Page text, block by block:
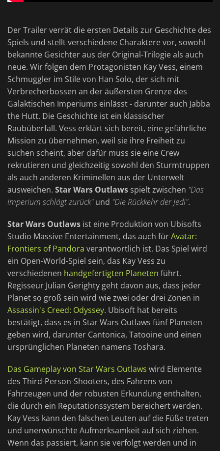
Der Trailer verrät die ersten Details zur Geschichte des
Spiels und stellt verschiedene Charaktere vor, sowohl
bekannte Gesichter aus der Original-Trilogie als auch
neue. Wir folgen dem Protagonisten Kay Vess, einem
Schmuggler im Stile von Han Solo, der sich mit
Verbrecherbossen an der äußersten Grenze des
Galaktischen Imperiums einlässt - darunter auch Jabba
the Hutt. Die Geschichte ist ein klassischer
Raubüberfall. Vess erklärt sich bereit, eine gefährliche
Mission zu übernehmen, weil sie ihre Freiheit zu
suchen scheint, aber dafür muss sie eine Crew
rekrutieren und gleichzeitig sowohl den Sturmtruppen
als auch anderen Kriminellen aus der Unterwelt
ausweichen. Star Wars Outlaws spielt zwischen "Das
Imperium schlägt zurück"und "Die Rückkehr der Jedi".
Star Wars Outlaws ist eine Produktion von Ubisofts
Studio Massive Entertainment, das auch fürAvatar:
Frontiers of Pandora verantwortlich ist. Das Spiel wird
ein Open-World-Spiel sein, das Kay Vess zu
verschiedenen handgefertigten Planeten führt.
Regisseur Julian Gerighty geht davon aus, dass jeder
Planet so groß sein wird wie zwei oder drei Zonen in
Assassin's Creed: Odyssey. Ubisoft hat bereits
bestätigt, dass es in Star Wars Outlaws fünf Planeten
geben wird, darunter Cantonica, Tatooine und einen
ursprünglichen Planeten namens Toshara.
Das Gameplay von Star Wars Outlaws wird Elemente
des Third-Person-Shooters, des Fahrens von
Fahrzeugen und der robusten Erkundung enthalten,
die durch ein Reputationssystem bereichert werden.
Kay Vess kann den falschen Leuten auf die Füße treten
und unerwünschte Aufmerksamkeit auf sich ziehen.
Wenn das passiert, kann sie verfolgt werden und in